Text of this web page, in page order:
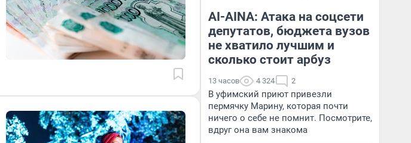
AI-AINA: Атака на соцсети
депутатов, бюджета вузов
не хватило лучшим и
сколько стоит арбуз
13 часов 4 324 2
В уфимский приют привезли
пермячку Марину, которая почти
ничего о себе не помнит. Посмотрите,
вдруг она вам знакома